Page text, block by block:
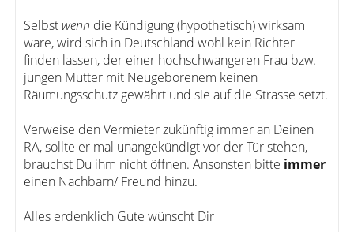
Selbst wenn die Kündigung (hypothetisch) wirksam
wäre, wird sich in Deutschland wohl kein Richter
finden lassen, der einer hochschwangeren Frau bzw.
jungen Mutter mit Neugeborenem keinen
Räumungsschutz gewährt und sie auf die Strasse setzt.
Verweise den Vermieter zukünftig immer an Deinen
RA, sollte er mal unangekündigt vor der Tür stehen,
brauchst Du ihm nicht öffnen. Ansonsten bitte immer
einen Nachbarn/ Freund hinzu.
Alles erdenklich Gute wünscht Dir